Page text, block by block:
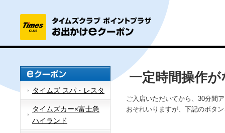
タイムズ スパ・レスタ
タイムズカー×富士急
ハイランド
一定時間操作
ご入店いただいてから、30分間
おそれいりますが、下記のボタ